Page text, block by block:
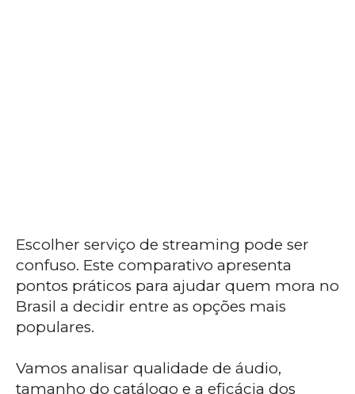
Escolher serviço de streaming pode ser
confuso. Este comparativo apresenta
pontos práticos para ajudar quem mora no
Brasil a decidir entre as opções mais
populares.
Vamos analisar qualidade de áudio,
tamanho do catálogo e a eficácia dos